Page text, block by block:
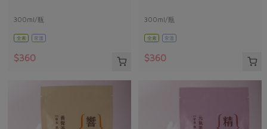
素食專區
樂齡友善
高麗菜海鮮煎餅
地區活動
活動報下載
300ml/瓶
全素 常溫
$360
300ml/瓶
全素 常溫
$360